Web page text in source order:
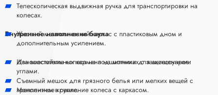
Телескопическая выдвижная ручка для транспортировки на
колесах.
Жесткий металлический каркас с пластиковым дном и
дополнительным усилением.
Износостойкие колеса на подшипниках с защищенными
углами.
Монолитное крепление колеса с каркасом.
Внутреннее наполнение баула
Два вместительных кармана на молнии для аксессуаров.
Съемный мешок для грязного белья или мелких вещей с
креплением в сумке.